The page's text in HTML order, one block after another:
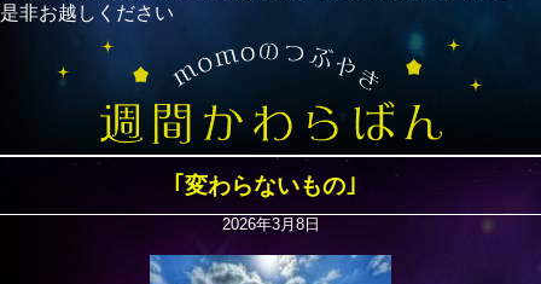
是非お越しください
｢変わらないもの｣
2026年3月8日